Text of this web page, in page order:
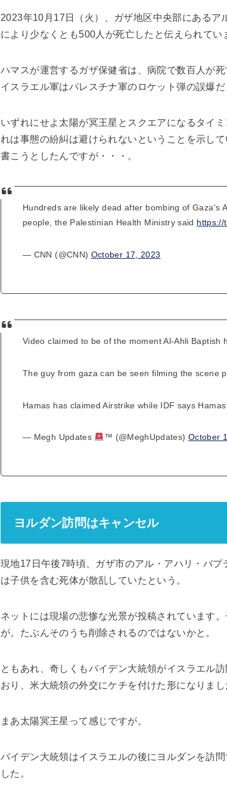
2023年10月17日（火）、ガザ地区中央部にある
により少なくとも500人が死亡したと伝えられてい
ハマスが運営するガザ保健省は、病院で数百人が
イスラエル軍はパレスチナ軍のロケット弾の誤爆
いずれにせよ太陽が冥王星とスクエアになるタイ
れは事態の紛糾は避けられないということを示し
書こうとしたんですが・・・。
Hundreds are likely dead after bombing of Gaza's
people, the Palestinian Health Ministry said https://
— CNN (@CNN) October 17, 2023
Video claimed to be of the moment Al-Ahli Baptish
The guy from gaza can be seen filming the scene
Hamas has claimed Airstrike while IDF says
— Megh Updates ™ (@MeghUpdates) October
ヨルダン訪問はキャンセル
現地17日午後7時頃、ガザ市のアル・アハリ・バ
は子供を含む死体が散乱していたという。
ネットには現場の悲惨な光景が投稿されています
が。たぶんそのうち削除されるのではないかと。
ともあれ、奇しくもバイデン大統領がイスラエル
おり、米大統領の外交にケチを付けた形になりまし
まあ太陽冥王星って感じですが。
バイデン大統領はイスラエルの後にヨルダンを訪
した。